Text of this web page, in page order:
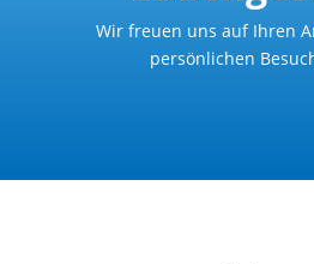
Wir freuen uns auf Ihren
persönlichen